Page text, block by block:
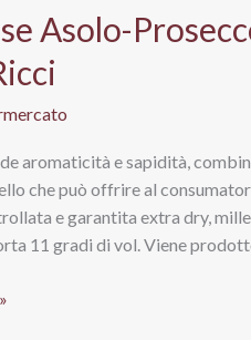
Asolo-
aromaticità e sapidità,
che può offrire al
e garantita extra dry,
11 gradi di vol. Viene